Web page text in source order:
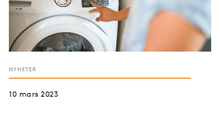
NYHETER
10 mars 2023